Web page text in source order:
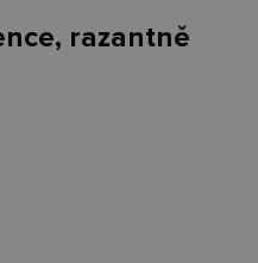
razantně